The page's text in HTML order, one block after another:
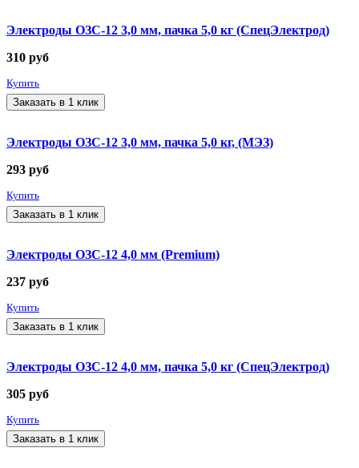
Электроды ОЗС-12 3,0 мм, пачка 5,0 кг (СпецЭлектрод)
310 руб
Купить
Заказать в 1 клик
Электроды ОЗС-12 3,0 мм, пачка 5,0 кг, (МЭЗ)
293 руб
Купить
Заказать в 1 клик
Электроды ОЗС-12 4,0 мм (Premium)
237 руб
Купить
Заказать в 1 клик
Электроды ОЗС-12 4,0 мм, пачка 5,0 кг (СпецЭлектрод)
305 руб
Купить
Заказать в 1 клик